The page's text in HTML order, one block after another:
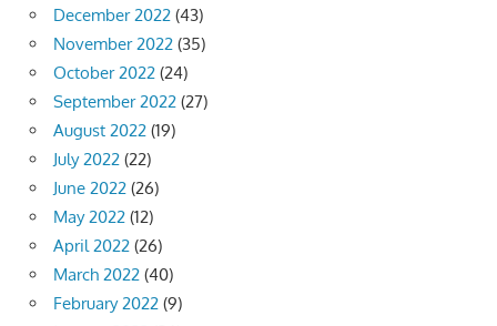
December 2022 (43)
November 2022 (35)
October 2022 (24)
September 2022 (27)
August 2022 (19)
July 2022 (22)
June 2022 (26)
May 2022 (12)
April 2022 (26)
March 2022 (40)
February 2022 (9)